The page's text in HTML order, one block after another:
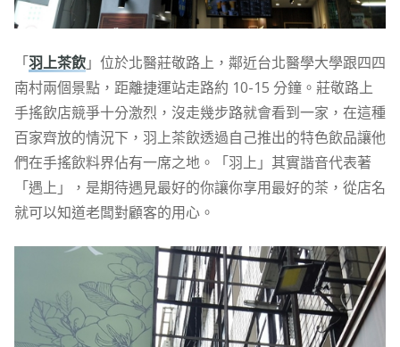
「羽上茶飲」位於北醫莊敬路上，鄰近台北醫學大學跟四四
南村兩個景點，距離捷運站走路約 10-15 分鐘。莊敬路上
手搖飲店競爭十分激烈，沒走幾步路就會看到一家，在這種
百家齊放的情況下，羽上茶飲透過自己推出的特色飲品讓他
們在手搖飲料界佔有一席之地。「羽上」其實諧音代表著
「遇上」，是期待遇見最好的你讓你享用最好的茶，從店名
就可以知道老闆對顧客的用心。